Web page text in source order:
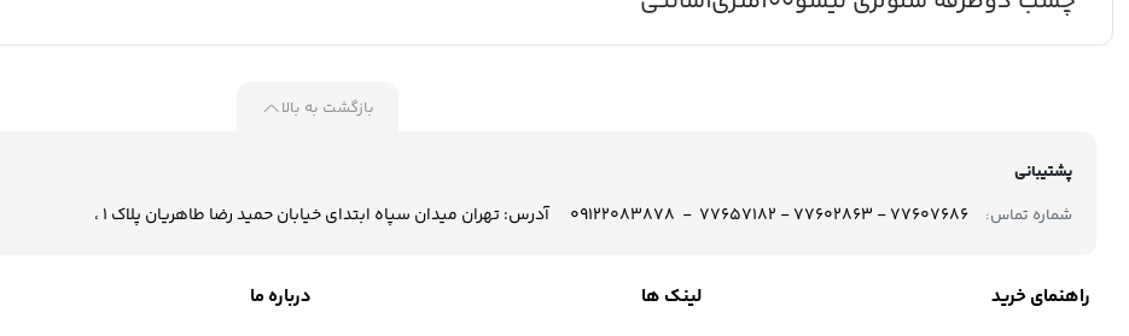
بازگشت به بالا
پشتیبانی
شماره تماس:
77607686 - 77602863 - 77657182 - 09122083878 آدرس: تهران میدان سپاه ابتدای خیابان حمید رضا طاهریان پلاک 1 ،
راهنمای خرید لینک ها درباره ما